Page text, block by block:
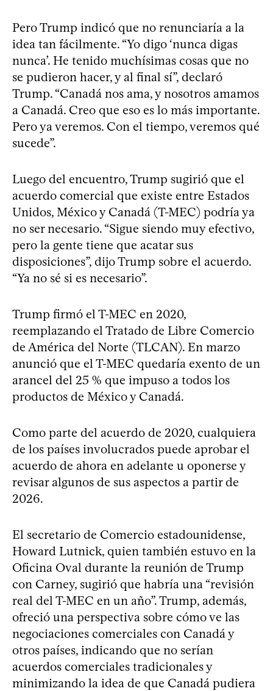
Pero Trump indicó que no renunciaría a la
idea tan fácilmente. “Yo digo ‘nunca digas
nunca’. He tenido muchísimas cosas que no
se pudieron hacer, y al final sí”, declaró
Trump. “Canadá nos ama, y nosotros amamos
a Canadá. Creo que eso es lo más importante.
Pero ya veremos. Con el tiempo, veremos qué
sucede”.
Luego del encuentro, Trump sugirió que el
acuerdo comercial que existe entre Estados
Unidos, México y Canadá (T-MEC) podría ya
no ser necesario. “Sigue siendo muy efectivo,
pero la gente tiene que acatar sus
disposiciones”, dijo Trump sobre el acuerdo.
“Ya no sé si es necesario”.
Trump firmó el T-MEC en 2020,
reemplazando el Tratado de Libre Comercio
de América del Norte (TLCAN). En marzo
anunció que el T-MEC quedaría exento de un
arancel del 25 % que impuso a todos los
productos de México y Canadá.
Como parte del acuerdo de 2020, cualquiera
de los países involucrados puede aprobar el
acuerdo de ahora en adelante u oponerse y
revisar algunos de sus aspectos a partir de
2026.
El secretario de Comercio estadounidense,
Howard Lutnick, quien también estuvo en la
Oficina Oval durante la reunión de Trump
con Carney, sugirió que habría una “revisión
real del T-MEC en un año”. Trump, además,
ofreció una perspectiva sobre cómo ve las
negociaciones comerciales con Canadá y
otros países, indicando que no serían
acuerdos comerciales tradicionales y
minimizando la idea de que Canadá pudiera